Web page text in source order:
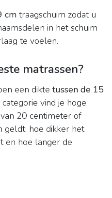
cm traagschuim zodat u
in het schuim
te voelen.
matrassen?
een dikte tussen de 15
vind je hoge
20 centimeter of
geldt: hoe dikker het
en hoe langer de